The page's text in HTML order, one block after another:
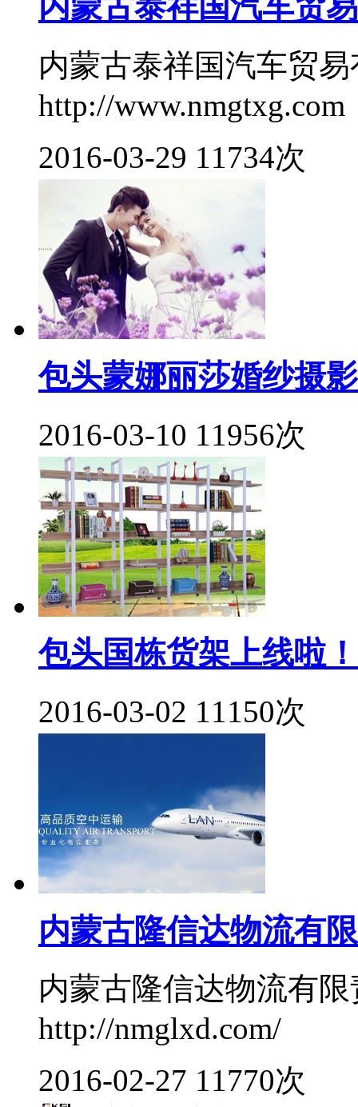
内蒙古泰祥国汽车贸
http://www.nmgtxg.com
2016-03-29 11734次
包头蒙娜丽莎婚纱摄
2016-03-10 11956次
包头国栋货架上线啦！
2016-03-02 11150次
内蒙古隆信达物流有
内蒙古隆信达物流有
http://nmglxd.com/
2016-02-27 11770次